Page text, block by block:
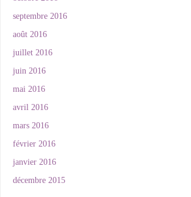
septembre 2016
août 2016
juillet 2016
juin 2016
mai 2016
avril 2016
mars 2016
février 2016
janvier 2016
décembre 2015